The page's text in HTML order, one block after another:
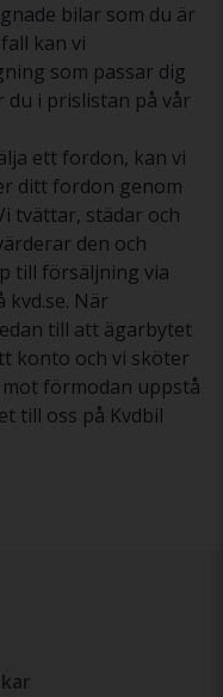
bilar som du är
kan vi
som passar dig
i prislistan på vår
ett fordon, kan vi
ditt fordon genom
tvättar, städar och
den och
till försäljning via
När
till att ägarbytet
konto och vi sköter
förmodan uppstå
till oss på Kvdbil